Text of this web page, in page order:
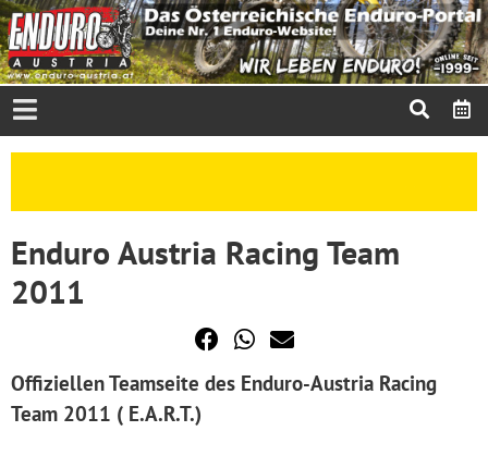
Enduro Austria Racing Team
2011
Offiziellen Teamseite des Enduro-Austria Racing
Team 2011 ( E.A.R.T.)